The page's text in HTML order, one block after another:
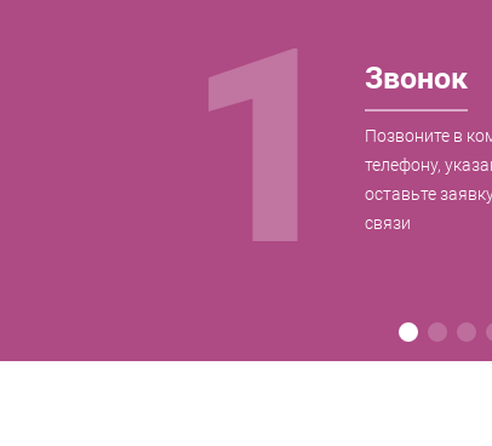
1 Звонок
Позвоните в
телефону,
оставьте
связи